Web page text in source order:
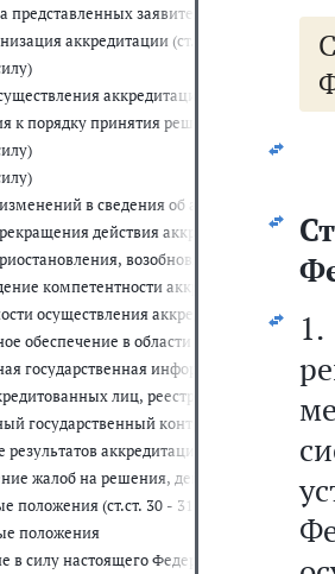
представленных заявителем,
аккредитации (ст.ст. 16 - 24.1)
аккредитации
к порядку принятия решения об
в сведения об аккредитованном
действия аккредитации
возобновления действия
компетентности аккредитованных лиц
осуществления аккредитации
обеспечение в области аккредитации
государственная информационная
лиц, реестр экспертов по
государственный контроль (надзор) за
аккредитации
жалоб на решения, действия
положения (ст.ст. 30 - 31)
положения
в силу настоящего Федерального закона